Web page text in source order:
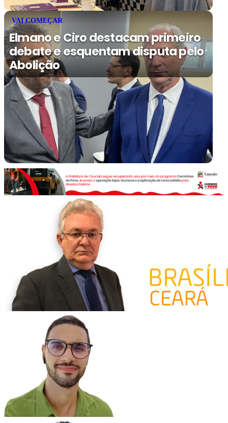
VAI COMEÇAR
Elmano e Ciro destacam primeiro
debate e esquentam disputa pelo
Abolição